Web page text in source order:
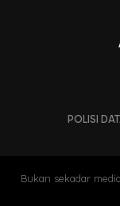
siasatan,
harta yang
undang-
POLISI
Bukan sekadar